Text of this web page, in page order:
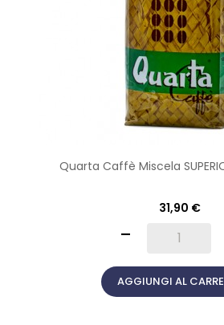
Quarta Caffè Miscela
31,90 €
-
AGGIUNGI AL